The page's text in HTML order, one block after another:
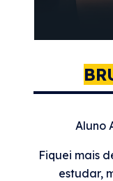
Aluno
Fiquei mais
estudar,